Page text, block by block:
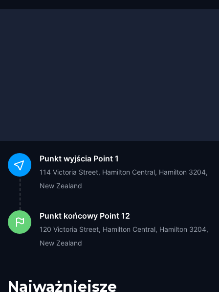
Punkt wyjścia Point 1
114 Victoria Street, Hamilton Central, Hamilton 3204,
New Zealand
Punkt końcowy Point 12
120 Victoria Street, Hamilton Central, Hamilton 3204,
New Zealand
Najważniejsze